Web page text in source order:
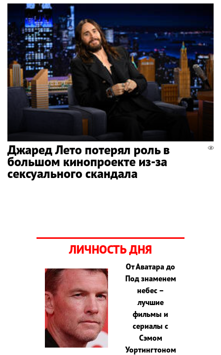
Джаред Лето потерял роль в
большом кинопроекте из-за
сексуального скандала
ЛИЧНОСТЬ ДНЯ
От Аватара до
Под знаменем
небес –
лучшие
фильмы и
сериалы с
Сэмом
Уортингтоном